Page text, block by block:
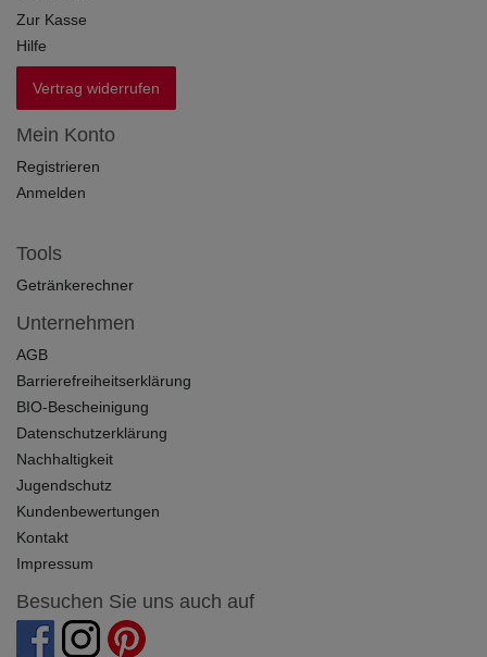
Zur Kasse
Hilfe
Vertrag widerrufen
Mein Konto
Registrieren
Anmelden
Tools
Getränkerechner
Unternehmen
AGB
Barrierefreiheitserklärung
BIO-Bescheinigung
Datenschutzerklärung
Nachhaltigkeit
Jugendschutz
Kundenbewertungen
Kontakt
Impressum
Besuchen Sie uns auch auf